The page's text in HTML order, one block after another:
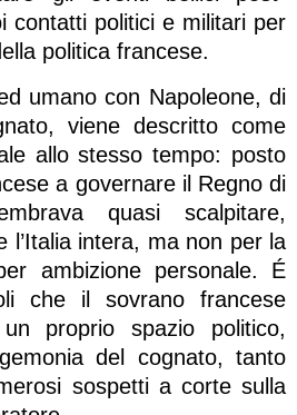
contatti politici e militari per
politica francese.
umano con Napoleone, di
viene descritto come
allo stesso tempo: posto
a governare il Regno di
quasi scalpitare,
l’Italia intera, ma non per la
ambizione personale. É
che il sovrano francese
proprio spazio politico,
del cognato, tanto
sospetti a corte sulla